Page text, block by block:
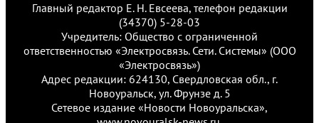
Главный редактор Е. Н. Евсеева, телефон редакции
(34370) 5-28-03
Учредитель: Общество с ограниченной
ответственностью «Электросвязь. Сети. Системы» (ООО
«Электросвязь»)
Адрес редакции: 624130, Свердловская обл., г.
Новоуральск, ул. Фрунзе д. 5
Сетевое издание «Новости Новоуральска»,